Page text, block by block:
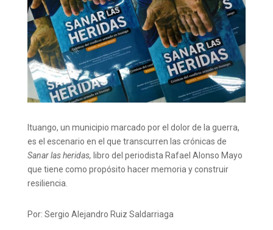
Ituango, un municipio marcado por el dolor de la guerra,
es el escenario en el que transcurren las crónicas de
Sanar las heridas, libro del periodista Rafael Alonso Mayo
que tiene como propósito hacer memoria y construir
resiliencia.
Por: Sergio Alejandro Ruiz Saldarriaga